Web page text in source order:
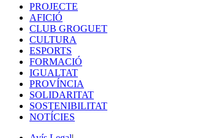
PROJECTE
AFICIÓ
CLUB GROGUET
CULTURA
ESPORTS
FORMACIÓ
IGUALTAT
PROVÍNCIA
SOLIDARITAT
SOSTENIBILITAT
NOTÍCIES